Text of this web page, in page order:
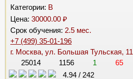
Категории: B
Цена: 30000.00 ₽
Срок обучения: 2.5 мес.
+7 (499) 35-01-196
г. Москва, ул. Большая Тульская, 11
25014
1156 1
65
4.94 / 242